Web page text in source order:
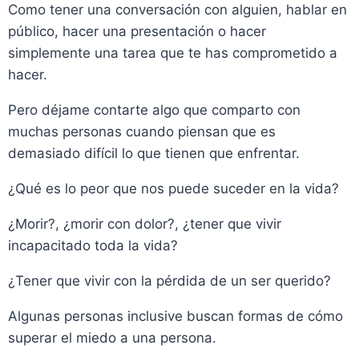
Como tener una conversación con alguien, hablar en
público, hacer una presentación o hacer
simplemente una tarea que te has comprometido a
hacer.
Pero déjame contarte algo que comparto con
muchas personas cuando piensan que es
demasiado difícil lo que tienen que enfrentar.
¿Qué es lo peor que nos puede suceder en la vida?
¿Morir?, ¿morir con dolor?, ¿tener que vivir
incapacitado toda la vida?
¿Tener que vivir con la pérdida de un ser querido?
Algunas personas inclusive buscan formas de cómo
superar el miedo a una persona.